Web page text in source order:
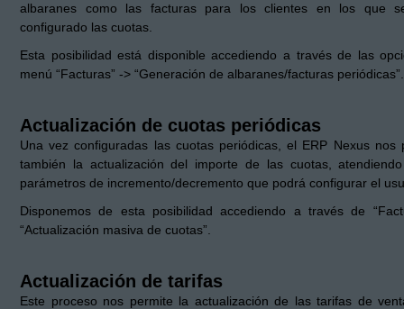
albaranes como las facturas para los clientes en los que
configurado las cuotas.
Esta posibilidad está disponible accediendo a través de las
menú “Facturas” -> “Generación de albaranes/facturas periódicas”.
Actualización de cuotas periódicas
Una vez configuradas las cuotas periódicas, el ERP Nexus nos
también la actualización del importe de las cuotas,
parámetros de incremento/decremento que podrá configurar el
Disponemos de esta posibilidad accediendo a través de
“Actualización masiva de cuotas”.
Actualización de tarifas
Este proceso nos permite la actualización de las tarifas de